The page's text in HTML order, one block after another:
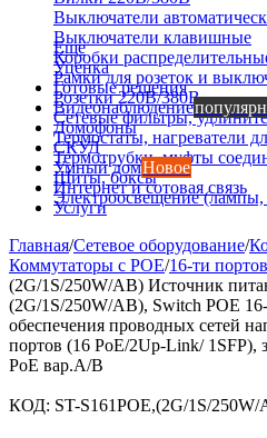
Выключатели
Выключатели клавишные
Коробки
Рамки для розеток и
Розетки 220В/380В
Сетевые фильтры,
Термостаты, нагреватели
Термотрубки, муфты
Щиты, боксы
Электроосвещение
Еще
Уценка
Готовые решения
Видеонаблюдение
Домофоны
СКУД
Умный домНовое
Интернет и сотовая связь
Услуги
Главная/Сетевое оборудование/
Коммутаторы с POE/16-ти
(2G/1S/250W/AB) Источник
(2G/1S/250W/AB), Switch POE
обеспечения проводных сетей
портов (16 PoE/2Up-Link/ 1SFP),
PoE вар.A/B
КОД: ST-S161POE,(2G/1S/250W/